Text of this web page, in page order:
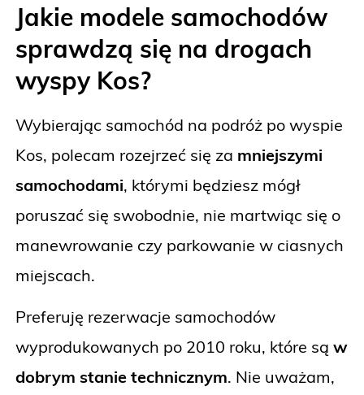
Jakie modele samochodów
sprawdzą się na drogach
wyspy Kos?
Wybierając samochód na podróż po wyspie
Kos, polecam rozejrzeć się za mniejszymi
samochodami, którymi będziesz mógł
poruszać się swobodnie, nie martwiąc się o
manewrowanie czy parkowanie w ciasnych
miejscach.
Preferuję rezerwacje samochodów
wyprodukowanych po 2010 roku, które są w
dobrym stanie technicznym. Nie uważam,